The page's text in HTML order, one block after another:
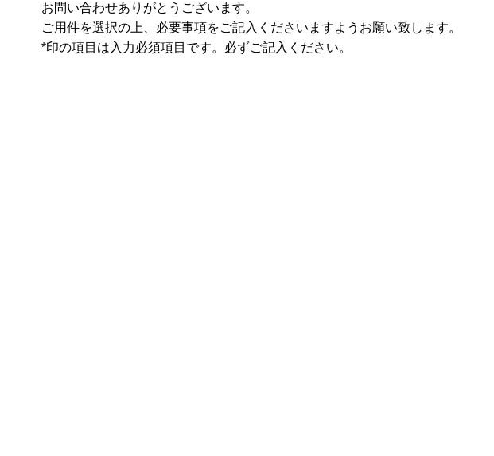
お問い合わせありがとうございます。
ご用件を選択の上、必要事項をご記入くださいますようお願い致します。
*印の項目は入力必須項目です。必ずご記入ください。